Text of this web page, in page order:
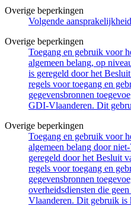
Overige beperkingen
Volgende
Overige beperkingen
Toegang en gebruik voor
algemeen belang, op
is geregeld door het
regels voor toegang en
gegevensbronnen
GDI-Vlaanderen. Dit
Overige beperkingen
Toegang en gebruik voor
algemeen belang door
geregeld door het Besluit
regels voor toegang en
gegevensbronnen
overheidsdiensten die
Vlaanderen. Dit gebruik is